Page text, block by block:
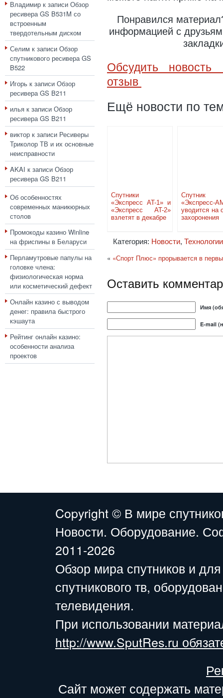
Владимир к записи Обзор
ресивера GS B531M со
встроенным
твердотельным диском
Селим к записи Обзор
спутникового ресивера GS
B522
Игорь к записи Обзор
ресивера GS B211
илья к записи Обзор
ресивера GS B211
виктор к записи Ресиверы
Триколор ТВ и их основные
неисправности
AKAI к записи Обзор
ресивера GS B211
Об особенностях
современных маникюрных
столов
Промокоды казино Winline
на фриспины в Беларуси
Перламутровые папулы на
головке члена:
физиологическая норма
или косметический дефект
Онлайн казино с выводом
денег: правила быстрого
кэшаута
Рейтинг онлайн казино:
особенности анализа
проектов
Понравился
информацией с
Обсудить новость
отзыв
Ещё новости по
Спутники
«Экспресс AT-1» и
«Экспресс AT-2»
взлетят в декабре
Спутник
«Экспресс-
уводится на
захоронения
Категория: Новости, Технологии
« «Спорт Плюс» прорывается в
Оставить
Имя
E-mail
Copyright © В мире
Новости. Оборудование.
2011-2026
Обзор мира спутников и
спутникового тв,
телевидения.
При использовании
http://www.SputRes.ru
Сайт может содержать